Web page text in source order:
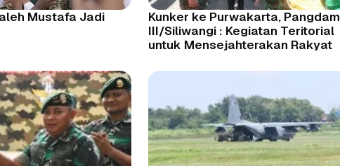
Mustafa Jadi
Kunker ke Purwakarta, Pangdam
III/Siliwangi : Kegiatan Teritorial
untuk Mensejahterakan Rakyat